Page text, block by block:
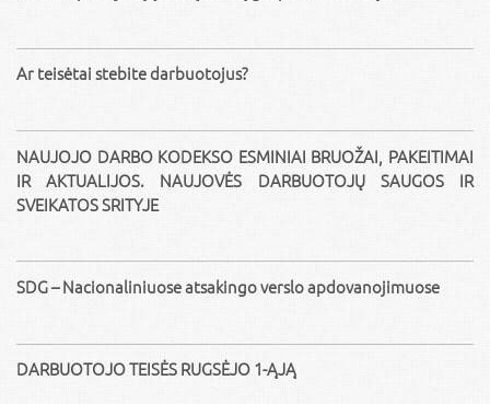
Ar teisėtai stebite darbuotojus?
NAUJOJO DARBO KODEKSO ESMINIAI BRUOŽAI, PAKEITIMAI
IR AKTUALIJOS. NAUJOVĖS DARBUOTOJŲ SAUGOS IR
SVEIKATOS SRITYJE
SDG – Nacionaliniuose atsakingo verslo apdovanojimuose
DARBUOTOJO TEISĖS RUGSĖJO 1-ĄJĄ